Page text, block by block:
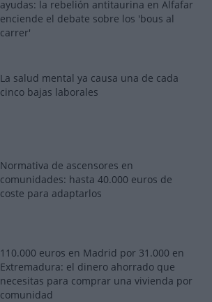
ayudas: la rebelión antitaurina en Alfafar
enciende el debate sobre los 'bous al
carrer'
La salud mental ya causa una de cada
cinco bajas laborales
Normativa de ascensores en
comunidades: hasta 40.000 euros de
coste para adaptarlos
110.000 euros en Madrid por 31.000 en
Extremadura: el dinero ahorrado que
necesitas para comprar una vivienda por
comunidad